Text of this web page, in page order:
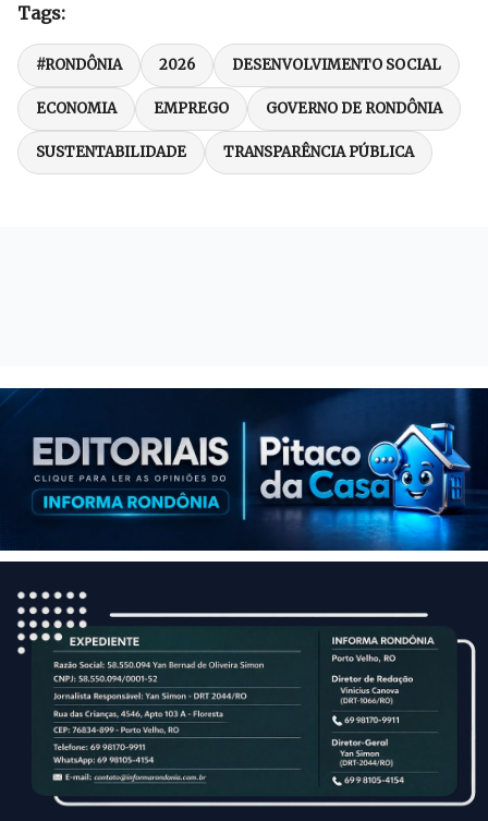
Tags:
#RONDÔNIA 2026 DESENVOLVIMENTO SOCIAL
ECONOMIA EMPREGO GOVERNO DE RONDÔNIA
SUSTENTABILIDADE TRANSPARÊNCIA PÚBLICA